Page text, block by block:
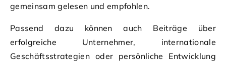
gemeinsam gelesen und empfohlen.
Passend dazu können auch Beiträge über
erfolgreiche Unternehmer, internationale
Geschäftsstrategien oder persönliche Entwicklung